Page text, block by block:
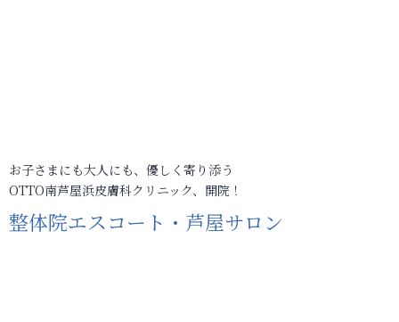
お子さまにも大人にも、優しく寄り添う
OTTO南芦屋浜皮膚科クリニック、開院！
整体院エスコート・芦屋サロン